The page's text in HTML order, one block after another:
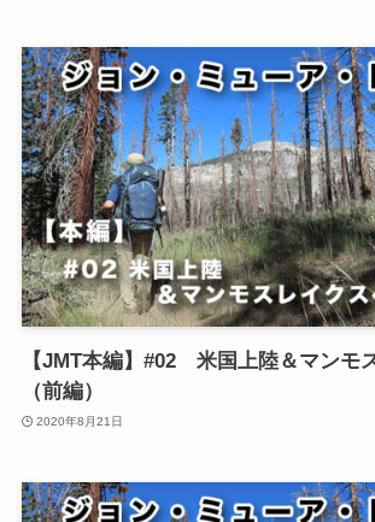
【JMT本編】#02 米国上陸＆マンモ
（前編）
2020年8月21日